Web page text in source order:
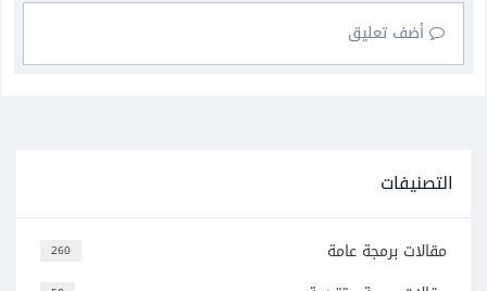
أضف تعليق
التصنيفات
260 مقالات برمجة عامة